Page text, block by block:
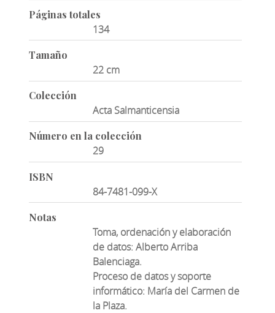
Páginas totales
134
Tamaño
22 cm
Colección
Acta Salmanticensia
Número en la colección
29
ISBN
84-7481-099-X
Notas
Toma, ordenación y elaboración
de datos: Alberto Arriba
Balenciaga.
Proceso de datos y soporte
informático: María del Carmen de
la Plaza.